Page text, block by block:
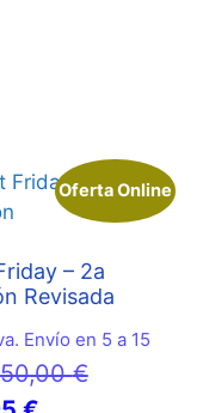
Oferta Online
– 2a
Revisada
Envío en 5 a 15
50,00€El